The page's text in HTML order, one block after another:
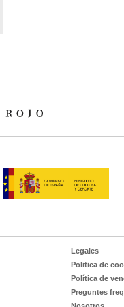
Legales
Politica de
Política de
Preguntes